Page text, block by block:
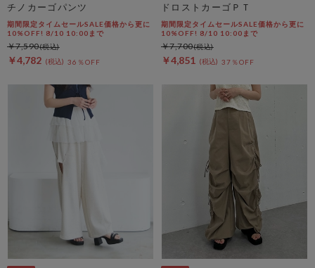
チノカーゴパンツ
期間限定タイムセールSALE価格から更に
10%OFF! 8/10 10:00まで
￥4,782 36％OFF
￥7,590
ドロストカーゴＰＴ
期間限定タイムセールSALE価格から更に
10%OFF! 8/10 10:00まで
￥4,851 37％OFF
￥7,700